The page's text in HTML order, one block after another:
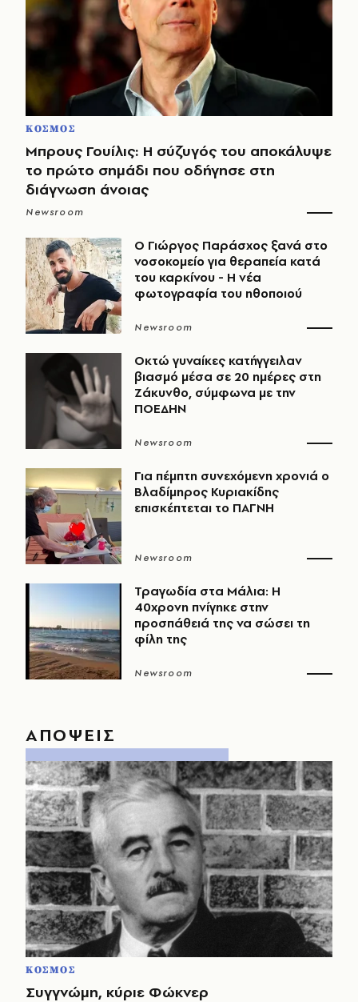
ΚΟΣΜΟΣ
Μπρους Γουίλις: Η σύζυγός του αποκάλυψε
το πρώτο σημάδι που οδήγησε στη
διάγνωση άνοιας
Newsroom
O Γιώργος Παράσχος ξανά στο
νοσοκομείο για θεραπεία κατά
του καρκίνου - Η νέα
φωτογραφία του ηθοποιού
Newsroom
Οκτώ γυναίκες κατήγγειλαν
βιασμό μέσα σε 20 ημέρες στη
Ζάκυνθο, σύμφωνα με την
ΠΟΕΔΗΝ
Newsroom
Για πέμπτη συνεχόμενη χρονιά ο
Βλαδίμηρος Κυριακίδης
επισκέπτεται το ΠΑΓΝΗ
Newsroom
Τραγωδία στα Μάλια: Η
40χρονη πνίγηκε στην
προσπάθειά της να σώσει τη
φίλη της
Newsroom
ΑΠΟΨΕΙΣ
ΚΟΣΜΟΣ
Συγγνώμη, κύριε Φώκνερ